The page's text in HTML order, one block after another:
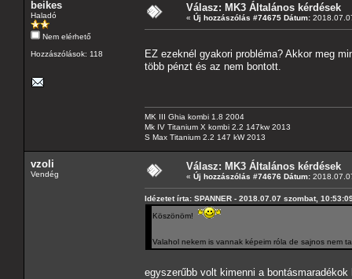
beikes
Haladó
Nem elérhető
Hozzászólások: 118
Válasz: MK3 Általános kérdések
« Új hozzászólás #74675 Dátum:
EZ ezeknél gyakori probléma? Akkor meg
több pénzt és az nem bontott.
MK III Ghia kombi 1.8 2004
Mk IV Titanium X kombi 2.2 147kw 2013
S Max Titanium 2.2 147 kW 2013
vzoli
Vendég
Válasz: MK3 Általános kérdések
« Új hozzászólás #74676 Dátum:
Idézetet írta: SPANNER - 2018.07.07 szombat,
Köszönöm!
Valahol nekem is vannak képeim róla de sajnos nem
egyszerűbb volt kimenni a